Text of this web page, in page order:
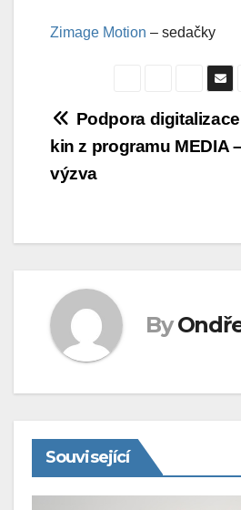
Zimage Motion – sedačky
Navigace
pro
Podpora digitalizace
kin z programu MEDIA –
výzva
By
Související